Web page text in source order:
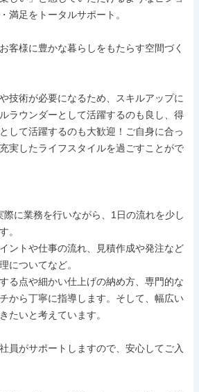
満足をトータルサポート。
客様に豊かな暮らしをもたらす空間づく
技術が必要になるため、スキルアップに
ラウンダーとして活躍するのも良し、得
して活躍するのも大歓迎！ご自身に合っ
実したライフスタイルを過ごすことがで
際に業務を行いながら、1日の流れを少し
。
ントや仕事の流れ、見積作成や発注など
についてなど。
る点や細かい仕上げの納め方、専門的な
から丁寧に指導します。そして、幅広い
たいと考えています。
員がサポートしますので、安心してご入